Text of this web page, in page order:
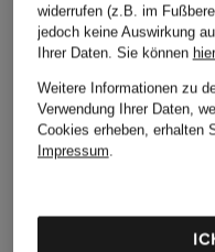
Weitere Kategorien
widerrufen (z.B. im
jedoch keine Auswirkung
Ihrer Daten. Sie können hier
Weitere Informationen zu
Verwendung Ihrer Daten,
Cookies erheben, erhalten
Impressum.